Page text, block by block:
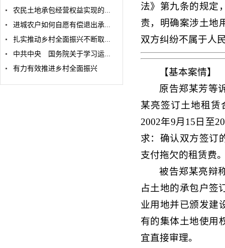
农民土地承包经营权益实现的...
进城农户如何自愿有偿退出承...
扎实推动乡村全面振兴不断取...
中共中央 国务院关于学习运...
有力有效推进乡村全面振兴
法》第九条的规定
责，明确案涉土地
双方纠纷不属于人
【基本案情】
原告郑某芳等
某亮签订土地租赁
2002年9月15日至
求：确认双方签订
支付拖欠的租赁费
被告郑某亮辩
占土地的承包户签
业用地并已颁发建
有的集体土地使用
宜直接审理。